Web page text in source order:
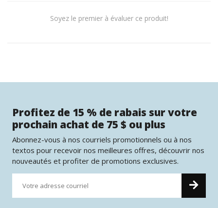
Soyez le premier à évaluer ce produit!
Profitez de 15 % de rabais sur votre
prochain achat de 75 $ ou plus
Abonnez-vous à nos courriels promotionnels ou à nos
textos pour recevoir nos meilleures offres, découvrir nos
nouveautés et profiter de promotions exclusives.